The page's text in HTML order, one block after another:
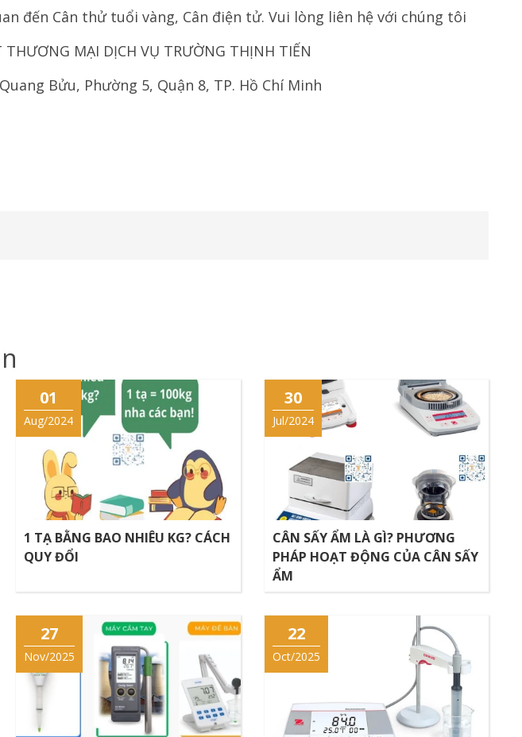
đến Cân thử tuổi vàng, Cân điện tử. Vui lòng liên hệ với chúng tôi
THƯƠNG MẠI DỊCH VỤ TRƯỜNG THỊNH TIẾN
Bửu, Phường 5, Quận 8, TP. Hồ Chí Minh
01
Aug/2024
1 TẠ BẰNG BAO NHIÊU KG? CÁCH
QUY ĐỔI
30
Jul/2024
CÂN SẤY ẨM LÀ GÌ? PHƯƠNG
PHÁP HOẠT ĐỘNG CỦA CÂN SẤY
ẨM
27
Nov/2025
22
Oct/2025